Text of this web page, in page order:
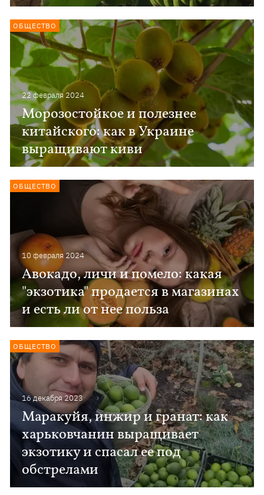
22 февраля 2024
Морозостойкое и полезнее
китайского: как в Украине
выращивают киви
ОБЩЕСТВО
10 февраля 2024
Авокадо, личи и помело: какая
"экзотика" продается в магазинах
и есть ли от нее польза
ОБЩЕСТВО
16 декабря 2023
Маракуйя, инжир и гранат: как
харьковчанин выращивает
экзотику и спасал ее под
обстрелами
ОБЩЕСТВО